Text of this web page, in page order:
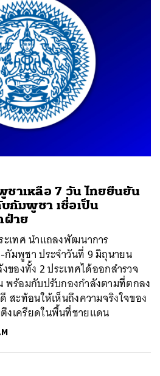
าเหลือ 7 วัน ไทยยืนยัน
กัมพูชา เชื่อเป็น
ฝ่าย
ะเทศ นำแถลงพัฒนาการ
มพูชา ประจำวันที่ 9 มิถุนายน
ของทั้ง 2 ประเทศได้ออกสำรวจ
พร้อมกับปรับกองกำลังตามที่ตกลง
สะท้อนให้เห็นถึงความจริงใจของ
งเครียดในพื้นที่ชายแดน